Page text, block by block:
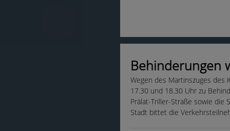
Behinderungen
Wegen des Martinszuges des
17.30 und 18.30 Uhr zu
Prälat-Triller-Straße sowie die
Stadt bittet die